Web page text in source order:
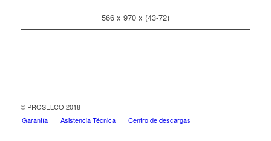
566 x 970 x (43-72)
© PROSELCO 2018
Garantía
Asistencia Técnica Centro de descargas